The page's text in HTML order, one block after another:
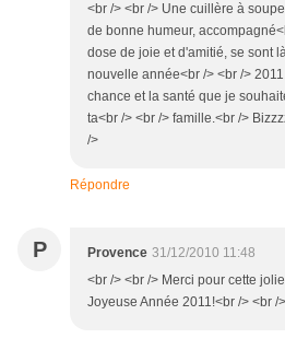
<br /> <br /> Une cuillère à
de bonne humeur,
dose de joie et d'amitié, se sont
nouvelle année<br /> <br />
chance et la santé que je
ta<br /> <br /> famille.<br />
/>
Répondre
P Provence 31/12/2010 11:48
<br /> <br /> Merci pour cette
Joyeuse Année 2011!<br /> <br /